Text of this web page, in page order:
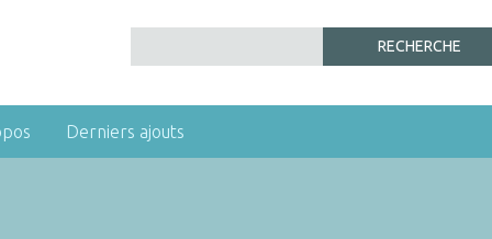
Derniers ajouts